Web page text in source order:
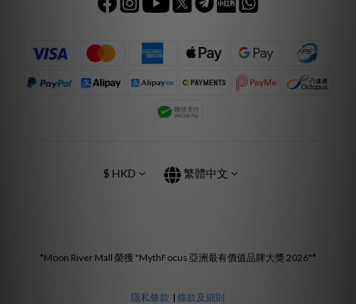
$ HKD 繁體中文
*Moon River Mall 榮獲 "MythFocus 亞洲最有價值品牌大獎 2026"*
隱私條款 | 條款及細則